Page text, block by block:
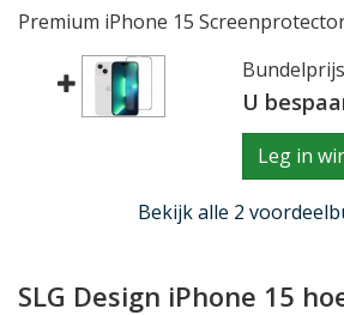
Premium iPhone 15
U
Leg in
Bekijk alle 2
SLG Design iPhone 15